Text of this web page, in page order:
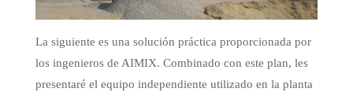
La siguiente es una solución práctica proporcionada por
los ingenieros de AIMIX. Combinado con este plan, les
presentaré el equipo independiente utilizado en la planta